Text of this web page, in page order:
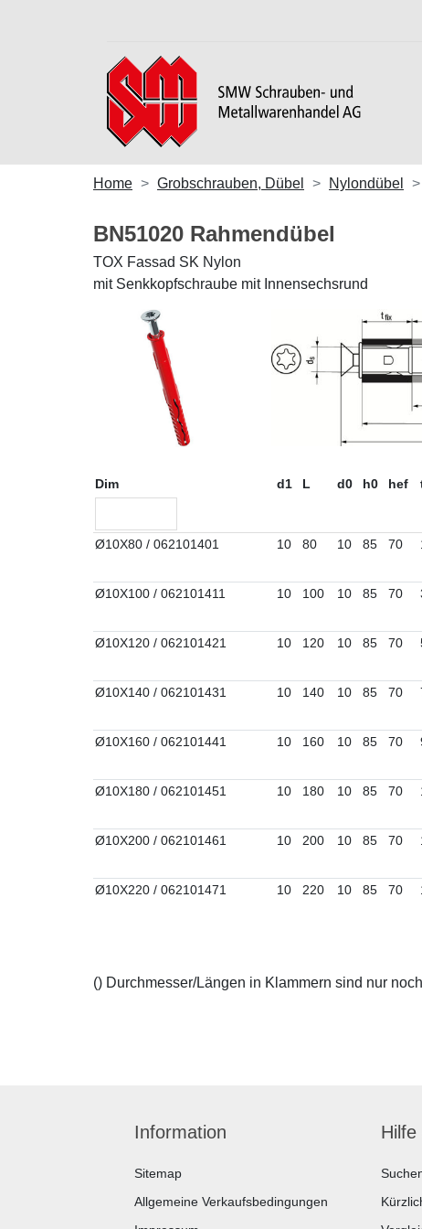
Home Grobschrauben, Dübel Nylondübel
BN51020 Rahmendübel
TOX Fassad SK Nylon
mit Senkkopfschraube mit Innensechsrund
Dim d1 L d0 h0 hef
Ø10X80 / 062101401 10 80 10 85 70
Ø10X100 / 062101411 10 100 10 85 70
Ø10X120 / 062101421 10 120 10 85 70
Ø10X140 / 062101431 10 140 10 85 70
Ø10X160 / 062101441 10 160 10 85 70
Ø10X180 / 062101451 10 180 10 85 70
Ø10X200 / 062101461 10 200 10 85 70
Ø10X220 / 062101471 10 220 10 85 70
() Durchmesser/Längen in Klammern sind nur
Information
Sitemap
Allgemeine Verkaufsbedingungen
Hilfe